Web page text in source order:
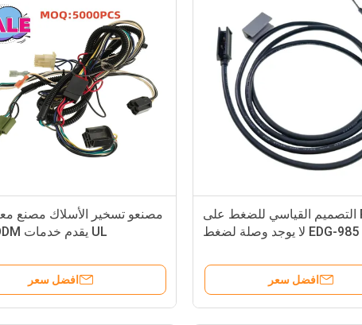
مصنعو تسخير الأسلاك مصنع
UL يقدم خدمات OEM ODM
افضل سعر
PRS التصميم القياسي للضغط على
EDG-985 PRS لا يوجد وصلة لضغط
افضل سعر